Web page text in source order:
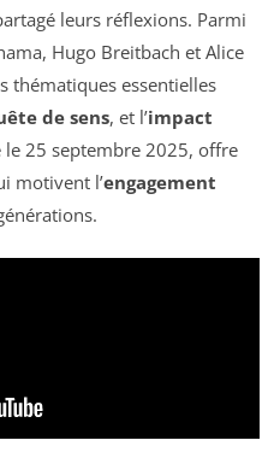
leurs réflexions. Parmi
Hugo Breitbach et Alice
thématiques essentielles
de sens, et l’impact
le 25 septembre 2025, offre
motivent l’engagement